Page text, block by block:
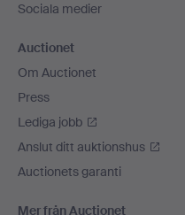
Sociala medier
Auctionet
Om Auctionet
Press
Lediga jobb
Anslut ditt auktionshus
Auctionets garanti
Mer från Auctionet